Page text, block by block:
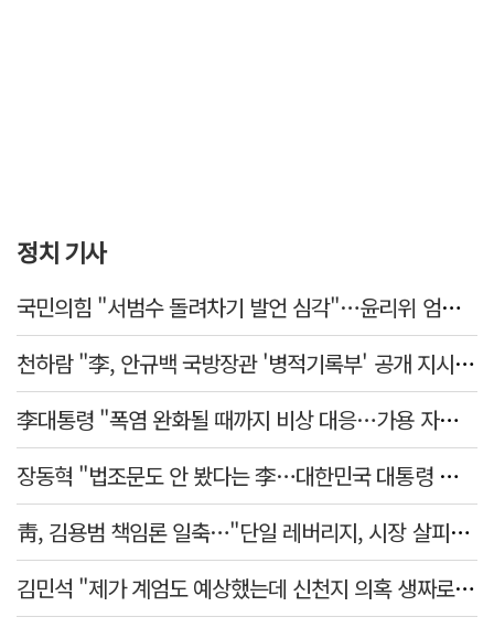
정치 기사
국민의힘 "서범수 돌려차기 발언 심각"…윤리위 엄중 조치 의견 모아
천하람 "李, 안규백 국방장관 '병적기록부' 공개 지시해야"
李대통령 "폭염 완화될 때까지 비상 대응…가용 자원 총동원"
장동혁 "법조문도 안 봤다는 李…대한민국 대통령 맞나, 역대급 망언"
靑, 김용범 책임론 일축…"단일 레버리지, 시장 살피고 대책 챙길 때"
김민석 "제가 계엄도 예상했는데 신천지 의혹 생짜로 말했겠나"